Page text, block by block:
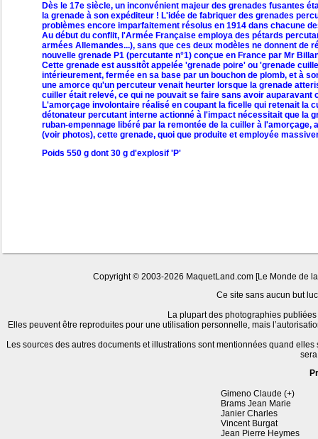
Dès le 17e siècle, un inconvénient majeur des grenades fusantes
la grenade à son expéditeur ! L'idée de fabriquer des grenades
problèmes encore imparfaitement résolus en 1914 dans chacune
Au début du conflit, l'Armée Française employa des pétards
armées Allemandes...), sans que ces deux modèles ne donnent
nouvelle grenade P1 (percutante n°1) conçue en France par Mr
Cette grenade est aussitôt appelée 'grenade poire' ou 'grenade
intérieurement, fermée en sa base par un bouchon de plomb, et à
une amorce qu'un percuteur venait heurter lorsque la grenade
cuiller était relevé, ce qui ne pouvait se faire sans avoir
L'amorçage involontaire réalisé en coupant la ficelle qui retenait la
détonateur percutant interne actionné à l'impact nécessitait que la
ruban-empennage libéré par la remontée de la cuiller à
(voir photos), cette grenade, quoi que produite et employée
Poids 550 g dont 30 g d'explosif 'P'
Copyright © 2003-2026 MaquetLand.com [Le Monde de
Ce site sans aucun but
La plupart des photographies
Elles peuvent être reproduites pour une utilisation personnelle, mais
Les sources des autres documents et illustrations sont mentionnées quand
Gimeno Claude (+)
Brams Jean Marie
Janier Charles
Vincent Burgat
Jean Pierre Heymes